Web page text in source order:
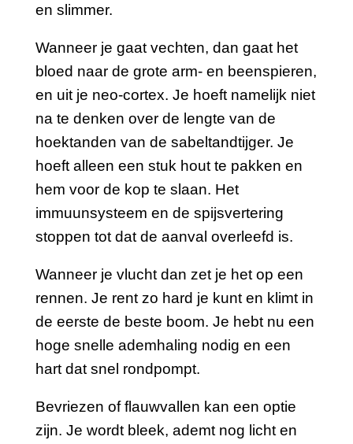
en slimmer.
Wanneer je gaat vechten, dan gaat het
bloed naar de grote arm- en beenspieren,
en uit je neo-cortex. Je hoeft namelijk niet
na te denken over de lengte van de
hoektanden van de sabeltandtijger. Je
hoeft alleen een stuk hout te pakken en
hem voor de kop te slaan. Het
immuunsysteem en de spijsvertering
stoppen tot dat de aanval overleefd is.
Wanneer je vlucht dan zet je het op een
rennen. Je rent zo hard je kunt en klimt in
de eerste de beste boom. Je hebt nu een
hoge snelle ademhaling nodig en een
hart dat snel rondpompt.
Bevriezen of flauwvallen kan een optie
zijn. Je wordt bleek, ademt nog licht en